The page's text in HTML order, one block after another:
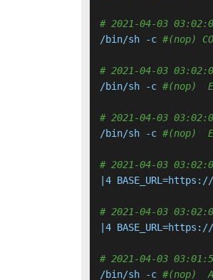
# 2021-04-03
/bin/sh -c #(nop)
# 2021-04-03
/bin/sh -c #(nop)
# 2021-04-03
/bin/sh -c #(nop)
# 2021-04-03
|4
# 2021-04-03
|4
# 2021-04-03
/bin/sh -c #(nop)